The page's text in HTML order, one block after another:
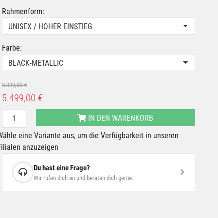
Rahmenform:
UNISEX / HOHER EINSTIEG
Farbe:
BLACK-METALLIC
8.999,00 €
5.499,00 €
IN DEN WARENKORB
eine Variante aus, um die Verfügbarkeit in unseren
anzuzeigen
Du hast eine Frage?
Wir rufen dich an und beraten dich gerne.